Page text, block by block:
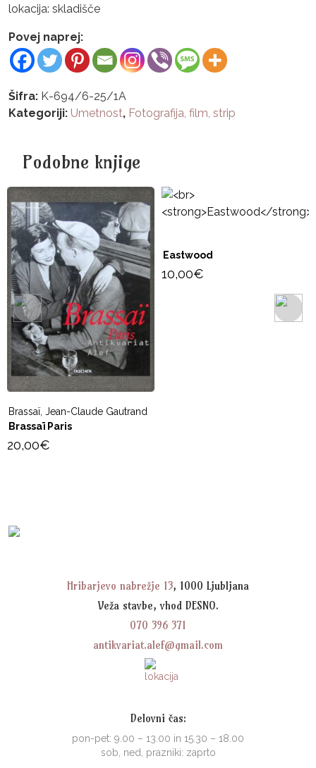
lokacija: skladišče
Povej naprej:
Šifra: K-694/6-25/1A
Kategoriji: Umetnost, Fotografija, film, strip
Podobne knjige
Gautrand
Eastwood
10,00€
Hribarjevo nabrežje 13, 1000 Ljubljana
Veža stavbe, vhod DESNO.
070 396 371
antikvariat.alef@gmail.com
Delovni čas:
pon-pet: 9.00 – 13.00 in 15.30 – 18.00
sob, ned, prazniki: zaprto